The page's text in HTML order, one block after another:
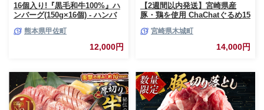
16個入り!『黒毛和牛100%』ハ
ンバーグ(150g×16個) - ハンバ
個包装 小分け 人気 牛肉100%
黒毛和牛 冷凍 国産 おすすめ ラ
ンキング 和牛 お取り寄せ 焼く
産牛 総菜 甲佐町【価格改定】X
熊本県甲佐町
12,000円
【2週間以内発送】宮崎県産
豚・鶏を使用 ChaChatぐるめ15
_K16_0040_4
宮崎県木城町
14,000円